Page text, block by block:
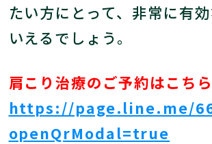
たい方にとって、非常に有
いえるでしょう。
肩こり治療のご予約はこち
https://page.line.me/
openQrModal=true